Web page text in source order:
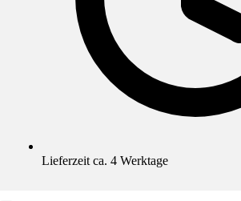
Lieferzeit ca. 4 Werktage